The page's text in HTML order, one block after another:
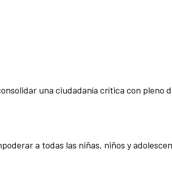
una ciudadanía crítica con pleno
a todas las niñas, niños y